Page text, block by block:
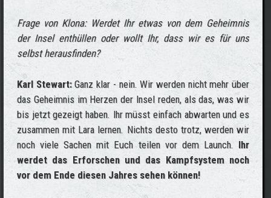
Frage von Klona: Werdet Ihr etwas von dem Geheimnis
der Insel enthüllen oder wollt Ihr, dass wir es für uns
selbst herausfinden?
Karl Stewart:Ganz klar - nein. Wir werden nicht mehr über
das Geheimnis im Herzen der Insel reden, als das, was wir
bis jetzt gezeigt haben. Ihr müsst einfach abwarten und es
zusammen mit Lara lernen. Nichts desto trotz, werden wir
noch viele Sachen mit Euch teilen vor dem Launch. Ihr
werdet das Erforschen und das Kampfsystem noch
vor dem Ende diesen Jahres sehen können!